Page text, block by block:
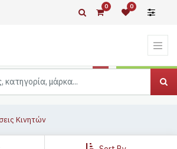
0 0
Κινητών